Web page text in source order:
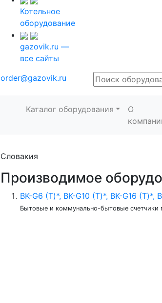
Котельное
оборудование
gazovik.ru —
все сайты
order@gazovik.ru
Каталог оборудования
О
Словакия
Производимое
BK-G6 (Т)*, BK-G10 (Т)*, BK-G16 (Т)*,
Бытовые и коммунально-бытовые счетчики